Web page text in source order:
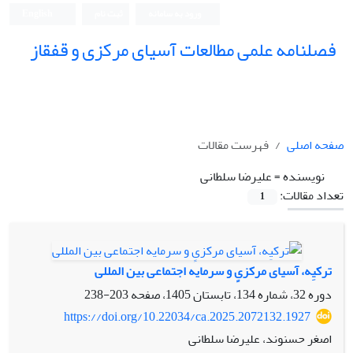
فصلنامه علمی مطالعات آسیای مرکزی و قفقاز
صفحه اصلی
فهرست مقالات
نویسنده =علیرضا سلطانی
تعداد مقالات:
1
ترکیِه، آسیای مرکزیٍ و سرمایه اجتماعی بین المللی
دوره 32، شماره 134، تابستان 1405، صفحه
203-238
https://doi.org/10.22034/ca.2025.2072132.1927
اصغر حسنوند، علیرضا سلطانی